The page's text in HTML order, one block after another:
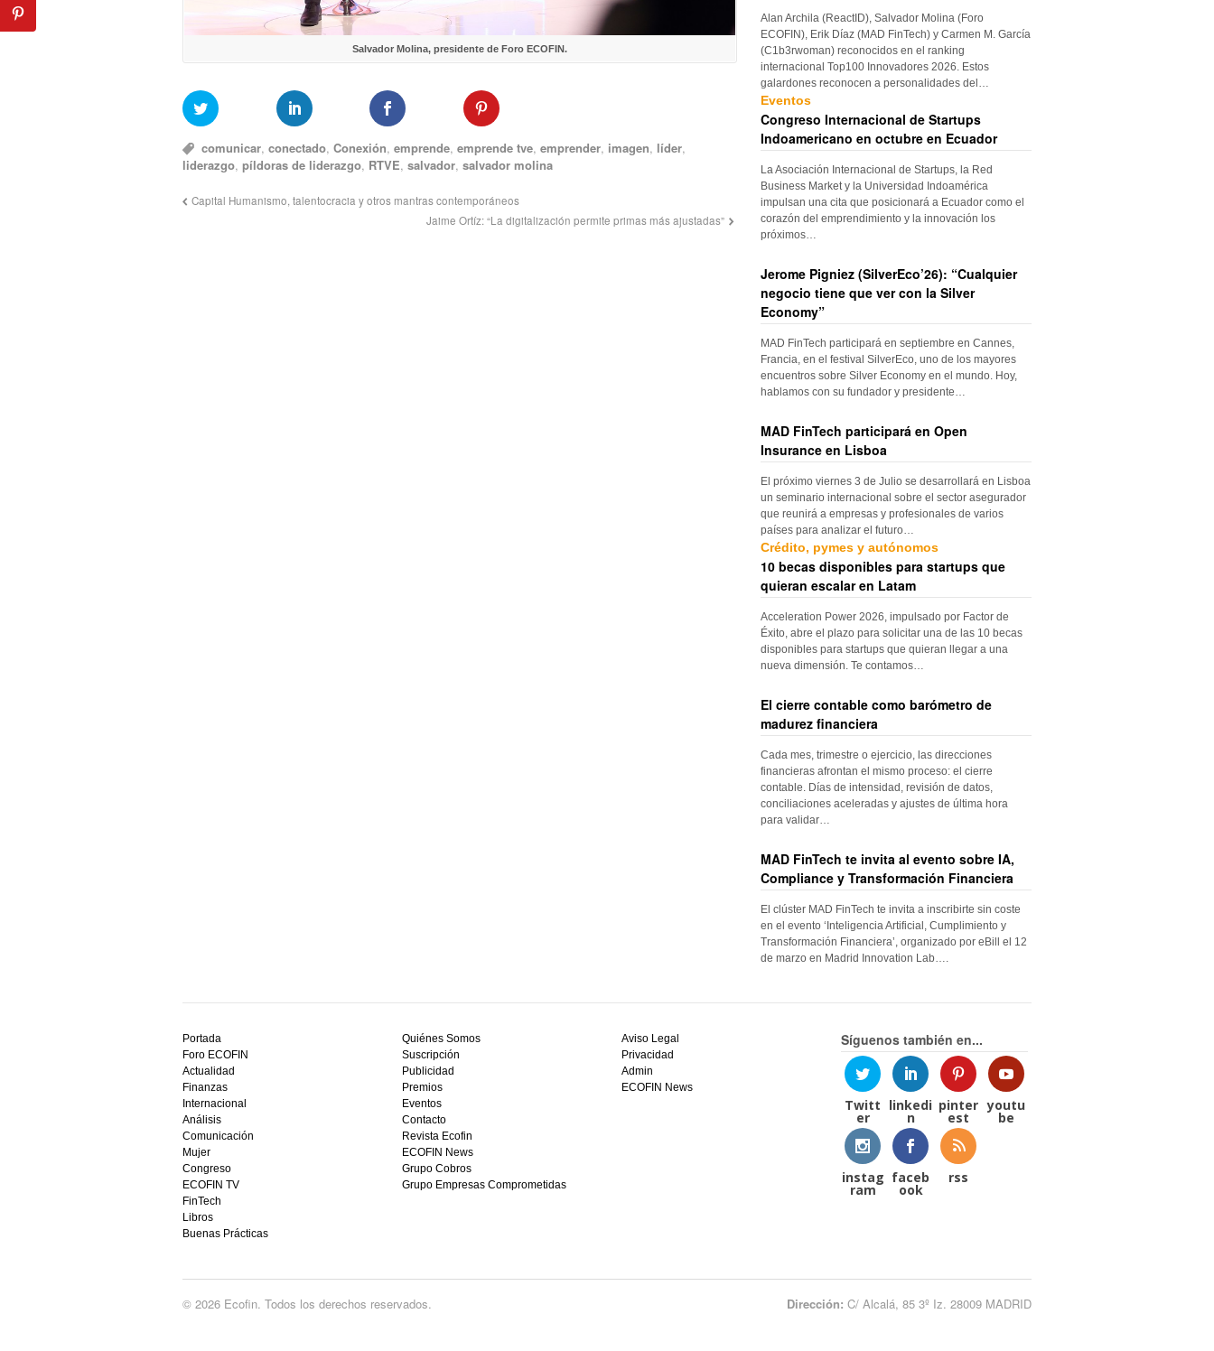
Salvador Molina, presidente de Foro ECOFIN.
comunicar,conectado,Conexión,emprende,emprende tve,emprender, imagen, líder,
liderazgo, píldoras de liderazgo, RTVE, salvador, salvador molina
Capital Humanismo, talentocracia y otros mantras contemporáneos
Jaime Ortíz: “La digitalización permite primas más ajustadas”
Alan Archila (ReactID), Salvador Molina (Foro
ECOFIN), Erik Díaz (MAD FinTech) y Carmen M. García
(C1b3rwoman) reconocidos en el ranking
internacional Top100 Innovadores 2026. Estos
galardones reconocen a personalidades del…
Eventos
Congreso Internacional de Startups
Indoamericano en octubre en Ecuador
La Asociación Internacional de Startups, la Red
Business Market y la Universidad Indoamérica
impulsan una cita que posicionará a Ecuador como el
corazón del emprendimiento y la innovación los
próximos…
Jerome Pigniez (SilverEco’26): “Cualquier
negocio tiene que ver con la Silver
Economy”
MAD FinTech participará en septiembre en Cannes,
Francia, en el festival SilverEco, uno de los mayores
encuentros sobre Silver Economy en el mundo. Hoy,
hablamos con su fundador y presidente…
MAD FinTech participará en Open
Insurance en Lisboa
El próximo viernes 3 de Julio se desarrollará en Lisboa
un seminario internacional sobre el sector asegurador
que reunirá a empresas y profesionales de varios
países para analizar el futuro…
Crédito, pymes y autónomos
10 becas disponibles para startups que
quieran escalar en Latam
Acceleration Power 2026, impulsado por Factor de
Éxito, abre el plazo para solicitar una de las 10 becas
disponibles para startups que quieran llegar a una
nueva dimensión. Te contamos…
El cierre contable como barómetro de
madurez financiera
Cada mes, trimestre o ejercicio, las direcciones
financieras afrontan el mismo proceso: el cierre
contable. Días de intensidad, revisión de datos,
conciliaciones aceleradas y ajustes de última hora
para validar…
MAD FinTech te invita al evento sobre IA,
Compliance y Transformación Financiera
El clúster MAD FinTech te invita a inscribirte sin coste
en el evento ‘Inteligencia Artificial, Cumplimiento y
Transformación Financiera’, organizado por eBill el 12
de marzo en Madrid Innovation Lab….
mejor
bono
sin
depósito
casino
en
España,
visita
este
sitio
restaurantedonmauro.es
y
ganar
hoy
Portada
Foro ECOFIN
Actualidad
Finanzas
Internacional
Análisis
Comunicación
Mujer
Congreso
ECOFIN TV
FinTech
Libros
Buenas Prácticas
Quiénes Somos
Suscripción
Publicidad
Premios
Eventos
Contacto
Revista Ecofin
ECOFIN News
Grupo Cobros
Grupo Empresas Comprometidas
Aviso Legal
Privacidad
Admin
ECOFIN News
Síguenos también en...
Twitt
er
linkedi
n
pinter
est
youtu
be
instag
ram
faceb
ook
rss
© 2026 Ecofin. Todos los derechos reservados. Dirección: C/ Alcalá, 85 3º Iz. 28009 MADRID